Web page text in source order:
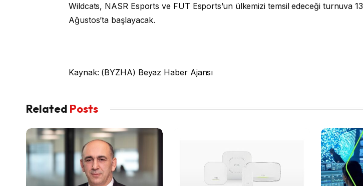
Wildcats, NASR Esports ve FUT Esports’un ülkemizi temsil edeceği turnuva 13
Ağustos’ta başlayacak.
Kaynak: (BYZHA) Beyaz Haber Ajansı
Related Posts